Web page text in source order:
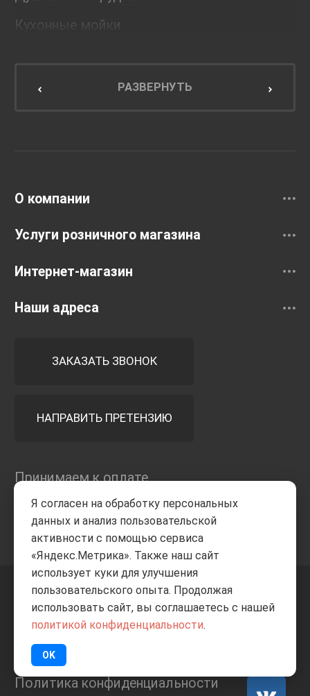
Кухонные мойки
Мебель для кухниРАЗВЕРНУТЬ
О компании
Услуги розничного магазина
Интернет-магазин
Наши адреса
ЗАКАЗАТЬ ЗВОНОК
НАПРАВИТЬ ПРЕТЕНЗИЮ
Принимаем к оплате
+7 8332205-805 ВВЕРХ
ИП Баранов А.С. 2026
Политика конфиденциальности
Я согласен на обработку персональных
данных и анализ пользовательской
активности с помощью сервиса
«Яндекс.Метрика». Также наш сайт
использует куки для улучшения
пользовательского опыта. Продолжая
использовать сайт, вы соглашаетесь с нашей
политикой конфиденциальности.
OK